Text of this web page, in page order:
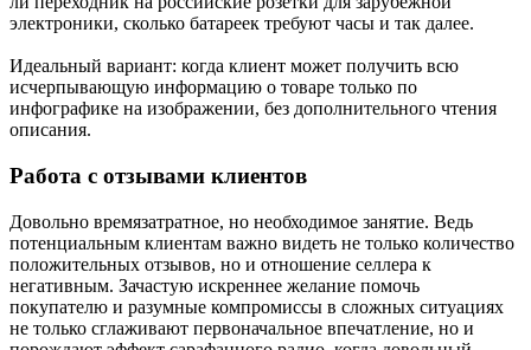
электроники, сколько батареек требуют часы и так далее.
Идеальный вариант: когда клиент может получить всю
исчерпывающую информацию о товаре только по
инфографике на изображении, без дополнительного чтения
описания.
Работа с отзывами клиентов
Довольно времязатратное, но необходимое занятие. Ведь
потенциальным клиентам важно видеть не только количество
положительных отзывов, но и отношение селлера к
негативным. Зачастую искреннее желание помочь
покупателю и разумные компромиссы в сложных ситуациях
не только сглаживают первоначальное впечатление, но и